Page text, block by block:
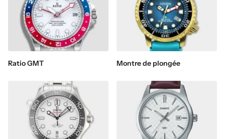
Ratio GMT Montre de plongée